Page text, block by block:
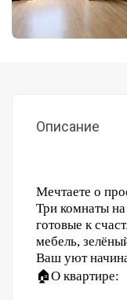
Описание
Мечтаете о
Три комнаты
готовые к
мебель,
Ваш уют
🏠О квартире: